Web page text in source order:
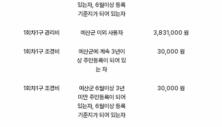
있는자, 6월이상 등록
기준지가 되어 있는자
1회차1구 관리비 예산군 이외 사용자 3,831,000 원
1회차1구 조경비
예산군에 계속 3년이
상 주민등록이 되어 있
는 자
30,000 원
1회차1구 조경비
예산군 6월이상 3년
미만 주민등록이 되어
있는자, 6월이상 등록
기준지가 되어 있는자
30,000 원